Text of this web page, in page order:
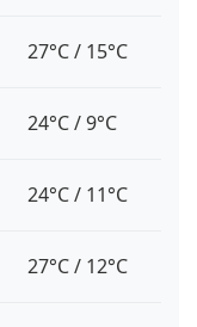
27°C / 15°C
24°C / 9°C
24°C / 11°C
27°C / 12°C